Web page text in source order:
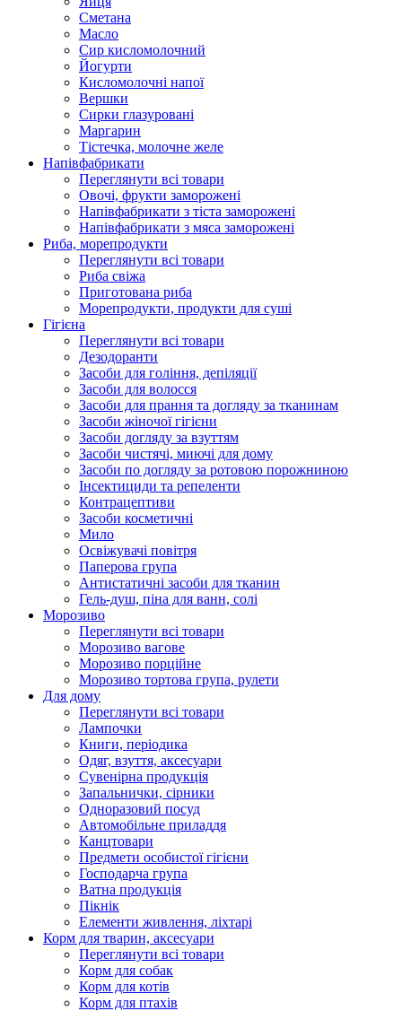
Сметана
Масло
Сир кисломолочний
Йогурти
Кисломолочні напої
Вершки
Сирки глазуровані
Маргарин
Тістечка, молочне желе
Напівфабрикати
Переглянути всі товари
Овочі, фрукти заморожені
Напівфабрикати з тіста заморожені
Напівфабрикати з мяса заморожені
Риба, морепродукти
Переглянути всі товари
Риба свіжа
Приготована риба
Морепродукти, продукти для суші
Гігієна
Переглянути всі товари
Дезодоранти
Засоби для гоління, депіляції
Засоби для волосся
Засоби для прання та догляду за тканинам
Засоби жіночої гігієни
Засоби догляду за взуттям
Засоби чистячі, миючі для дому
Засоби по догляду за ротовою порожниною
Інсектициди та репеленти
Контрацептиви
Засоби косметичні
Мило
Освіжувачі повітря
Паперова група
Антистатичні засоби для тканин
Гель-душ, піна для ванн, солі
Морозиво
Переглянути всі товари
Морозиво вагове
Морозиво порційне
Морозиво тортова група, рулети
Для дому
Переглянути всі товари
Лампочки
Книги, періодика
Одяг, взуття, аксесуари
Сувенірна продукція
Запальнички, сірники
Одноразовий посуд
Автомобільне приладдя
Канцтовари
Предмети особистої гігієни
Господарча група
Ватна продукція
Пікнік
Елементи живлення, ліхтарі
Корм для тварин, аксесуари
Переглянути всі товари
Корм для собак
Корм для котів
Корм для птахів